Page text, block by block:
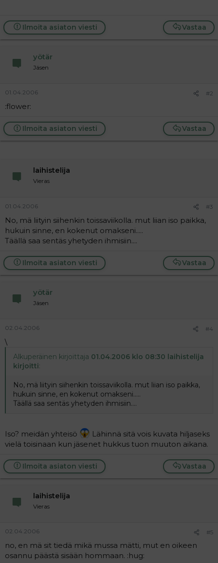
Vastaa
Ilmoita asiaton viesti
yötär
Jäsen
01.04.2006 #2
:flower:
Vastaa
Ilmoita asiaton viesti
laihistelija
Vieras
01.04.2006 #3
No, mä liityin siihenkin toissaviikolla. mut liian iso paikka,
hukuin sinne, en kokenut omakseni.....
Täällä saa sentäs yhetyden ihmisiin....
Vastaa
Ilmoita asiaton viesti
yötär
Jäsen
02.04.2006 #4
\
Alkuperäinen kirjoittaja 01.04.2006 klo 08:30 laihistelija
kirjoitti:
No, mä liityin siihenkin toissaviikolla. mut liian iso paikka,
hukuin sinne, en kokenut omakseni.....
Täällä saa sentäs yhetyden ihmisiin....
Iso? meidän yhteisö
Lähinnä sitä vois kuvata hiljaseks
vielä toisinaan kun jäsenet hukkus tuon muuton aikana.
Vastaa
Ilmoita asiaton viesti
laihistelija
Vieras
02.04.2006 #5
no, en mä sit tiedä mikä mussa mätti, mut en oikeen
osannu päästä sisään hommaan. :hug: